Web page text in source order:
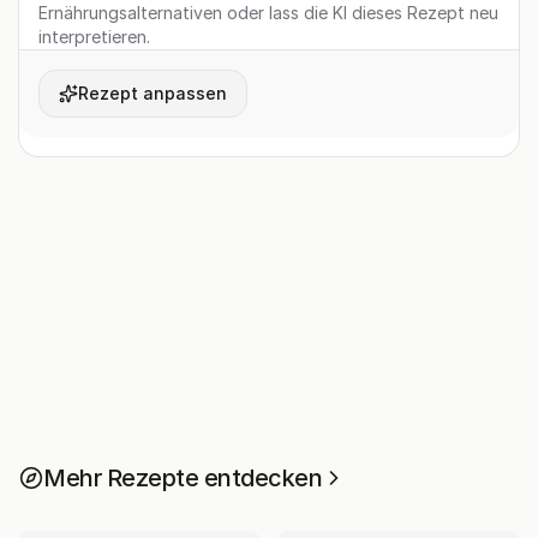
Ernährungsalternativen oder lass die KI dieses Rezept neu
interpretieren.
Rezept anpassen
Mehr Rezepte entdecken